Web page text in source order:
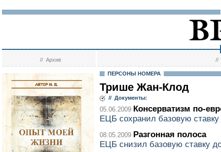
//Архив //
ПЕРСОНЫ НОМЕРА
Трише Жан-Клод
// Документы:
05.06.2009 Консерватизм по-
ЕЦБ сохранил базовую ставку
08.05.2009 Разгонная полоса
ЕЦБ снизил базовую ставку